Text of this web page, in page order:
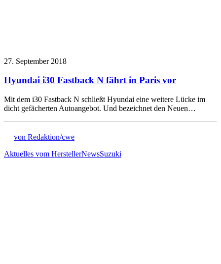
27. September 2018
Hyundai i30 Fastback N fährt in Paris vor
Mit dem i30 Fastback N schließt Hyundai eine weitere Lücke im
dicht gefächerten Autoangebot. Und bezeichnet den Neuen…
von Redaktion/cwe
Aktuelles vom HerstellerNewsSuzuki